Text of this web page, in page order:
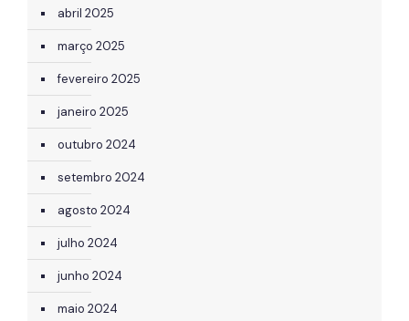
abril 2025
março 2025
fevereiro 2025
janeiro 2025
outubro 2024
setembro 2024
agosto 2024
julho 2024
junho 2024
maio 2024